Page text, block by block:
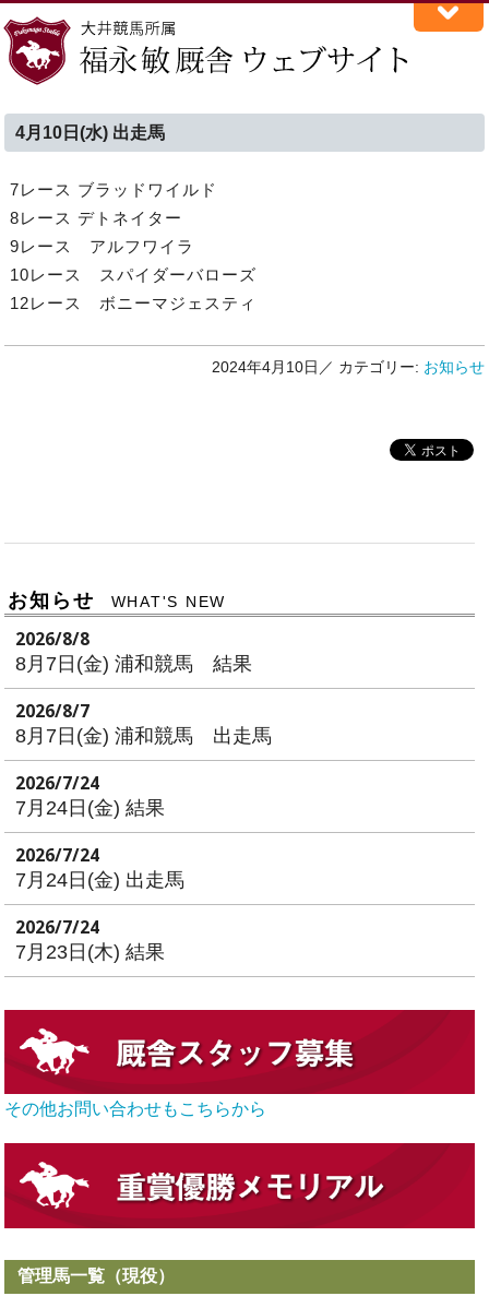
4月10日(水) 出走馬
7レース ブラッドワイルド
8レース デトネイター
9レース アルフワイラ
10レース スパイダーバローズ
12レース ボニーマジェスティ
2024年4月10日／ カテゴリー: お知らせ
お知らせ WHAT'S NEW
2026/8/8
8月7日(金) 浦和競馬 結果
2026/8/7
8月7日(金) 浦和競馬 出走馬
2026/7/24
7月24日(金) 結果
2026/7/24
7月24日(金) 出走馬
2026/7/24
7月23日(木) 結果
その他お問い合わせもこちらから
管理馬一覧（現役）